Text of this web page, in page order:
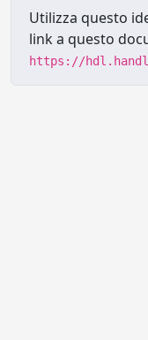
Utilizza questo
link a questo
https://